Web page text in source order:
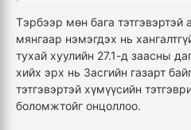
Тэрбээр мөн бага
мянгаар нэмэгдэх нь
тухай хуулийн 27.1-д заасны
хийх эрх нь Засгийн газарт
тэтгэвэртэй хүмүүсийн
боломжтойг онцоллоо.